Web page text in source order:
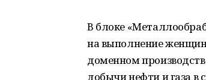
В блоке
на выполнение
доменном
добычи нефти и газа в